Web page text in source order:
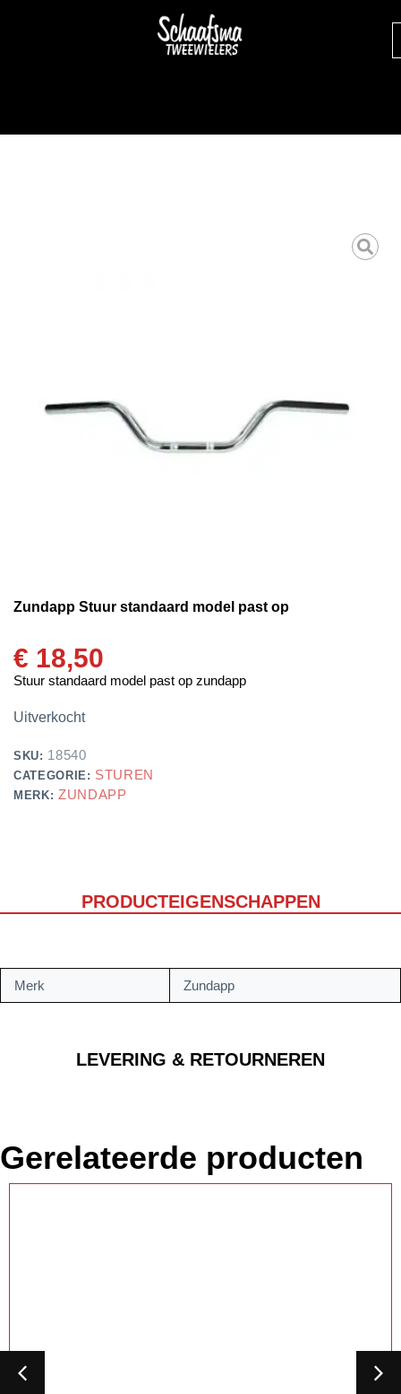
Zundapp Stuur standaard model past op
€ 18,50
Stuur standaard model past op zundapp
Uitverkocht
SKU: 18540
CATEGORIE: STUREN
MERK: ZUNDAPP
PRODUCTEIGENSCHAPPEN
LEVERING & RETOURNEREN
Merk Zundapp
Gerelateerde producten